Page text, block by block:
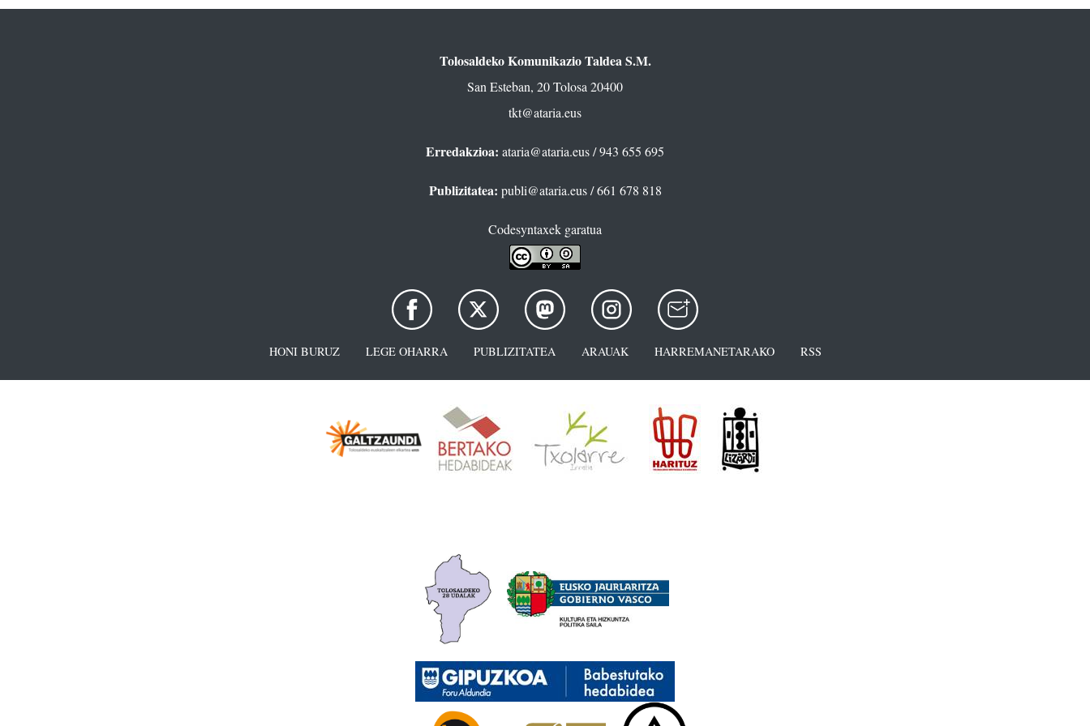
Tolosaldeko Komunikazio Taldea S.M.
San Esteban, 20 Tolosa 20400
tkt@ataria.eus
Erredakzioa: ataria@ataria.eus/ 943 655 695
Publizitatea: publi@ataria.eus/ 661 678 818
Codesyntaxek garatua
HONI BURUZ LEGE OHARRA PUBLIZITATEA ARAUAK HARREMANETARAKO RSS